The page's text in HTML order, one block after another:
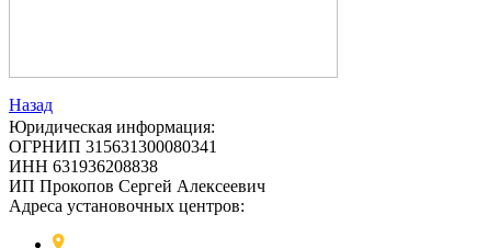
Назад
Юридическая информация:
ОГРНИП 315631300080341
ИНН 631936208838
ИП Прокопов Сергей Алексеевич
Адреса установочных центров: